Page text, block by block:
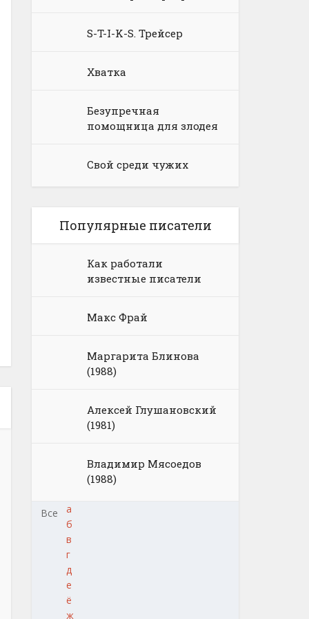
S-T-I-K-S. Трейсер
Хватка
Безупречная
помощница для злодея
Свой среди чужих
Популярные писатели
Как работали
известные писатели
Макс Фрай
Маргарита Блинова
(1988)
Алексей Глушановский
(1981)
Владимир Мясоедов
(1988)
Все
а
б
в
г
д
е
ё
ж